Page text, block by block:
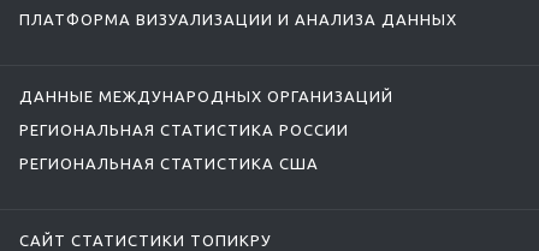
ПЛАТФОРМА ВИЗУАЛИЗАЦИИ И АНАЛИЗА ДАННЫХ
ДАННЫЕ МЕЖДУНАРОДНЫХ ОРГАНИЗАЦИЙ
РЕГИОНАЛЬНАЯ СТАТИСТИКА РОССИИ
РЕГИОНАЛЬНАЯ СТАТИСТИКА США
САЙТ СТАТИСТИКИ ТОПИКРУ